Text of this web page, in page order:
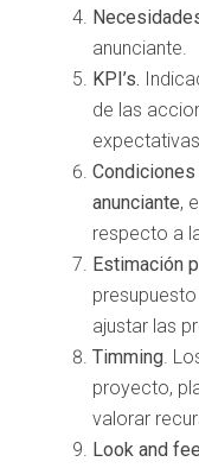
anunciante.
KPI’s.
de las
anunciante,
respecto a
Estimación
ajustar las
Timming.
proyecto,
valorar
Look and